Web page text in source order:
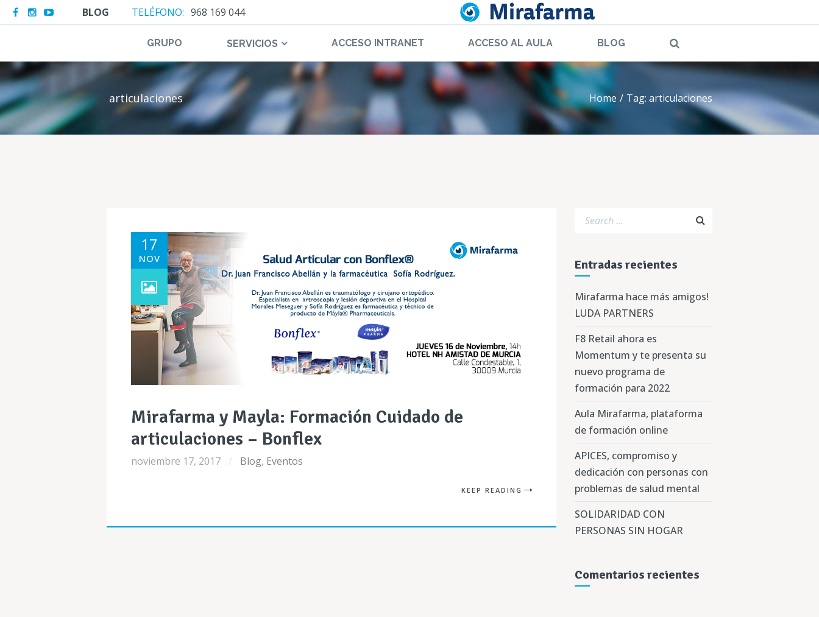
BLOG TELÉFONO: 968 169 044
GRUPO SERVICIOS ACCESO INTRANET ACCESO AL AULA BLOG
articulaciones Home Tag: articulaciones
17
NOV
Mirafarma y Mayla: Formación Cuidado de
articulaciones – Bonflex
noviembre 17, 2017 Blog, Eventos
KEEP READING
Entradas recientes
Mirafarma hace más amigos!
LUDA PARTNERS
F8 Retail ahora es
Momentum y te presenta su
nuevo programa de
formación para 2022
Aula Mirafarma, plataforma
de formación online
APICES, compromiso y
dedicación con personas con
problemas de salud mental
SOLIDARIDAD CON
PERSONAS SIN HOGAR
Comentarios recientes